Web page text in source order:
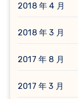
2018 年 4 月
2018 年 3 月
2017 年 8 月
2017 年 3 月